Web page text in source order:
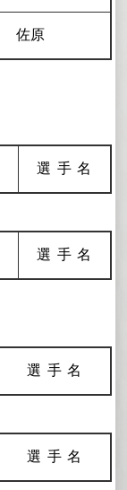
佐原
選手名
選手名
選手名
選手名